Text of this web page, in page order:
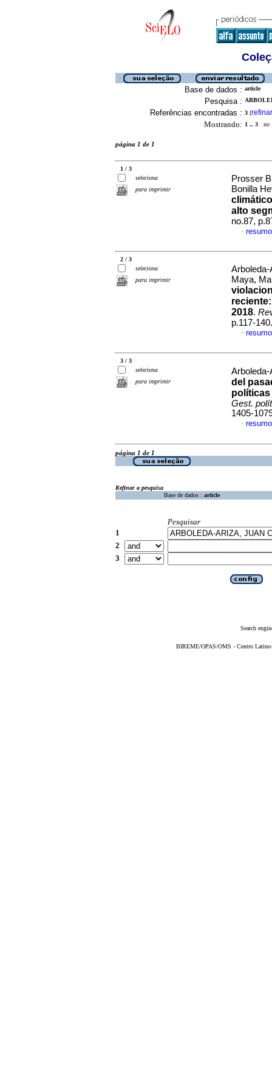
Base de dados : article
Pesquisa :
Referências encontradas : 3 [refinar
Mostrando: 1 .. 3 no
página 1 de 1
1 / 3
seleciona
para imprimir
Prosser
Bonilla
alto
no.87,
·
2 / 3
seleciona
para imprimir
Maya,
2018.
p.117-
·
3 / 3
seleciona
para imprimir
del
políticas
Gest.
1405-
·
página 1 de 1
Refinar a pesquisa
Base de dados : article
Pesquisar
1
2
3
Search
BIREME/OPAS/OMS - Centro Latino-